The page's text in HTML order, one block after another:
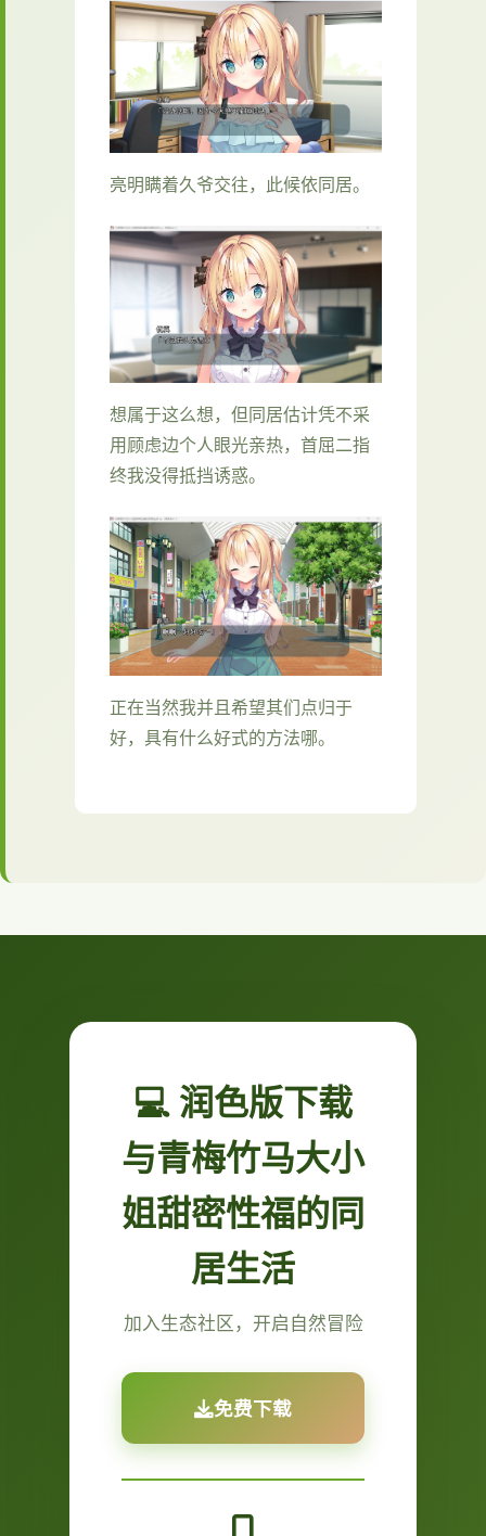
亮明瞒着久爷交往，此候依同居。
想属于这么想，但同居估计凭不采
用顾虑边个人眼光亲热，首屈二指
终我没得抵挡诱惑。
正在当然我并且希望其们点归于
好，具有什么好式的方法哪。
💻 润色版下载
与青梅竹马大小
姐甜密性福的同
居生活
加入生态社区，开启自然冒险
免费下载